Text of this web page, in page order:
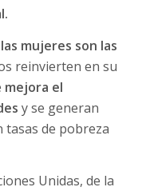
mujeres son las
reinvierten en su
mejora el
y se generan
tasas de pobreza
Unidas, de la